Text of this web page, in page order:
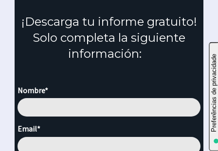
¡Descarga tu informe gratuito!
Solo completa la siguiente
información:
Nombre*
Email*